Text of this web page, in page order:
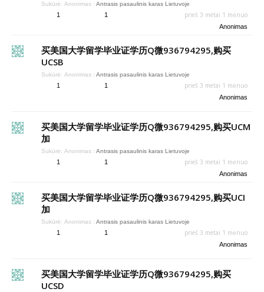
Sukūrė: Anonimas : Antrasis pasaulinis karas Lietuvoje
1 1 prieš 3 metai 1 mėnuo
Anonimas
买美国大学留学毕业证学历Q微936794295,购买
UCSB
Sukūrė: Anonimas : Antrasis pasaulinis karas Lietuvoje
1 1 prieš 3 metai 1 mėnuo
Anonimas
买美国大学留学毕业证学历Q微936794295,购买UCM
加
Sukūrė: Anonimas : Antrasis pasaulinis karas Lietuvoje
1 1 prieš 3 metai 1 mėnuo
Anonimas
买美国大学留学毕业证学历Q微936794295,购买UCI
加
Sukūrė: Anonimas : Antrasis pasaulinis karas Lietuvoje
1 1 prieš 3 metai 1 mėnuo
Anonimas
买美国大学留学毕业证学历Q微936794295,购买
UCSD